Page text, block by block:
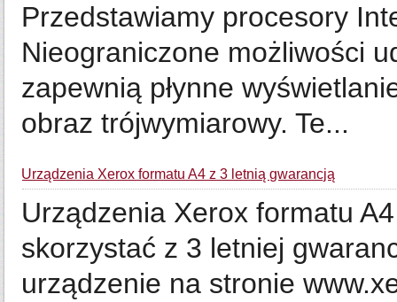
Przedstawiamy procesory
Nieograniczone możliwości
zapewnią płynne
obraz trójwymiarowy. Te...
Urządzenia Xerox formatu A4 z 3 letnią gwarancją
Urządzenia Xerox formatu
skorzystać z 3 letniej
urządzenie na stronie